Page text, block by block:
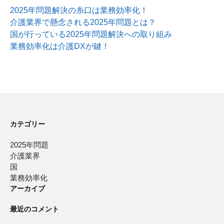
2025年問題解決の糸口は業務効率化！
介護業界で懸念される2025年問題とは？
国が行っている2025年問題解決への取り組み
業務効率化は介護DXが鍵！
カテゴリー
2025年問題
介護業界
国
業務効率化
アーカイブ
最近のコメント